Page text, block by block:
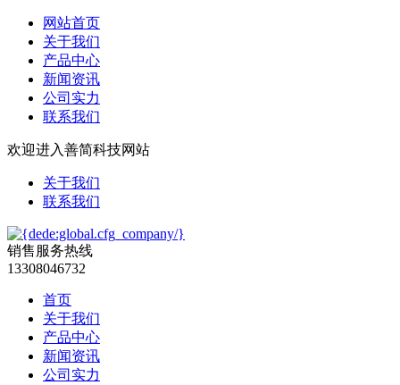
网站首页
关于我们
产品中心
新闻资讯
公司实力
联系我们
欢迎进入善简科技网站
关于我们
联系我们
销售服务热线
13308046732
首页
关于我们
产品中心
新闻资讯
公司实力